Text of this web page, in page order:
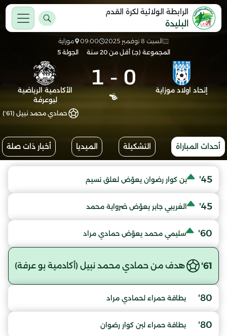
الرابطة الولائية لكرة القدم
البليدة
السبت 8 نوفمبر 2025 09:00
موزاية
المجموعة (جـ) أقل من 20 سنة
الجولة 5
إتحاد اولاد موزاية 0
-
1
الأكادمية الرياضية
لبوعرفة
حمادي محمد نبيل (61')
أحداث المباراة التشكيلة الميديا أخبار ذات صلة
45' بن كوار رضوان يعوّض لعلق نسيم
45' الغريبي جابر يعوّض ضرواية محمد
60' سليمي محمد يعوّض حمادي مراد
61' هدف من حمادي محمد نبيل (أكادمية بو عرفة)
80' بطاقة حمراء لحمادي مراد
80' بطاقة حمراء لبن كوار رضوان